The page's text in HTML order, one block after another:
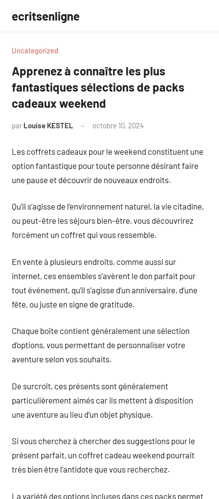
contenu
ecritsenligne
Uncategorized
Apprenez à connaître les plus
fantastiques sélections de packs
cadeaux weekend
par Louise KESTEL octobre 10, 2024
Les coffrets cadeaux pour le weekend constituent une
option fantastique pour toute personne désirant faire
une pause et découvrir de nouveaux endroits.
Qu’il s’agisse de l’environnement naturel, la vie citadine,
ou peut-être les séjours bien-être, vous découvrirez
forcément un coffret qui vous ressemble.
En vente à plusieurs endroits, comme aussi sur
internet, ces ensembles s’avèrent le don parfait pour
tout événement, qu’il s’agisse d’un anniversaire, d’une
fête, ou juste en signe de gratitude.
Chaque boîte contient généralement une sélection
d’options, vous permettant de personnaliser votre
aventure selon vos souhaits.
De surcroît, ces présents sont généralement
particulièrement aimés car ils mettent à disposition
une aventure au lieu d’un objet physique.
Si vous cherchez à chercher des suggestions pour le
présent parfait, un coffret cadeau weekend pourrait
très bien être l’antidote que vous recherchez.
La variété des options incluses dans ces packs permet